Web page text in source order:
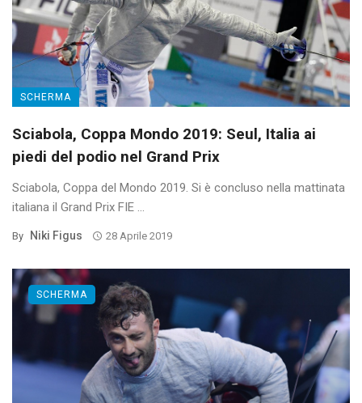
SCHERMA
Sciabola, Coppa Mondo 2019: Seul, Italia ai
piedi del podio nel Grand Prix
Sciabola, Coppa del Mondo 2019. Si è concluso nella mattinata
italiana il Grand Prix FIE ...
By Niki Figus 28 Aprile 2019
SCHERMA